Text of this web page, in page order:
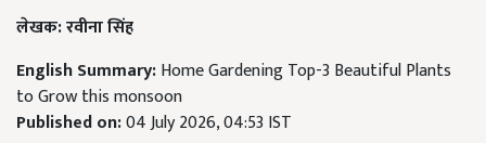
लेखक: रवीना सिंह
English Summary:Home Gardening Top-3 Beautiful Plants
to Grow this monsoon
Published on:04 July 2026, 04:53 IST